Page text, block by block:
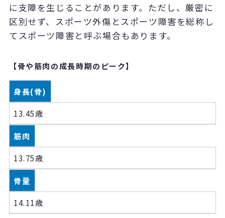
に支障を生じることがあります。ただし、厳密に
区別せず、スポーツ外傷とスポーツ障害を総称し
てスポーツ障害と呼ぶ場合もあります。
【骨や筋肉の成長時期のピーク】
身長(骨)
13.45歳
筋肉
13.75歳
骨量
14.11歳